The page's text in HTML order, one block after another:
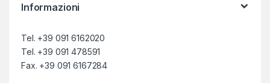
Informazioni
Tel. +39 091 6162020
Tel. +39 091 478591
Fax. +39 091 6167284